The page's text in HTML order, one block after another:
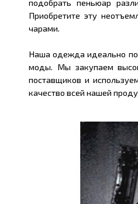
подобрать пеньюар
Приобретите эту
чарами.
Наша одежда идеально
моды. Мы закупаем
поставщиков и
качество всей нашей